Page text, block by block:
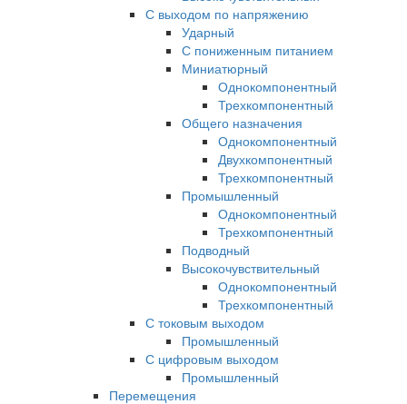
С выходом по напряжению
Ударный
С пониженным питанием
Миниатюрный
Однокомпонентный
Трехкомпонентный
Общего назначения
Однокомпонентный
Двухкомпонентный
Трехкомпонентный
Промышленный
Однокомпонентный
Трехкомпонентный
Подводный
Высокочувствительный
Однокомпонентный
Трехкомпонентный
С токовым выходом
Промышленный
С цифровым выходом
Промышленный
Перемещения